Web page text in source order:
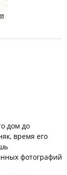
дом до
время его
фотографий